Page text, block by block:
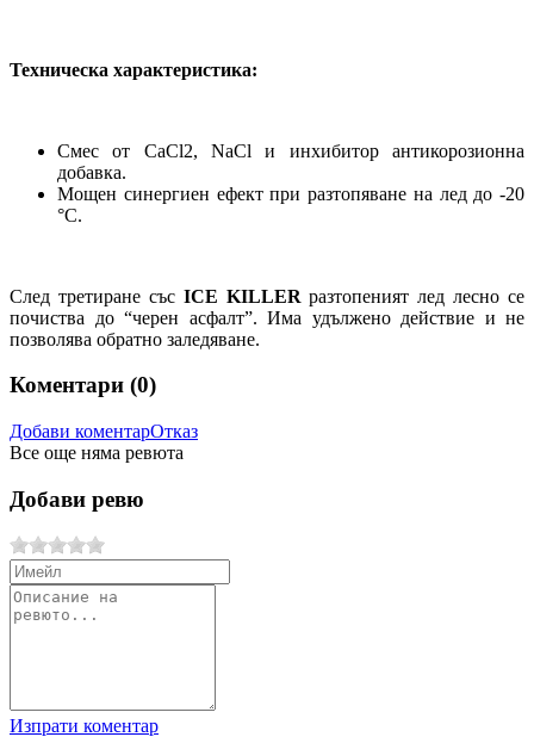
Техническа характеристика:
Смес от CaCl2, NaCl и инхибитор антикорозионна
добавка.
Мощен синергиен ефект при разтопяване на лед до -20
°C.
След третиране със ICE KILLER разтопеният лед лесно се
почиства до “черен асфалт”. Има удължено действие и не
позволява обратно заледяване.
Коментари (0)
Добави коментарОтказ
Все още няма ревюта
Добави ревю
Изпрати коментар